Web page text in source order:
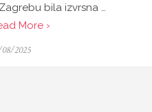
bila izvrsna …
More ›
2025